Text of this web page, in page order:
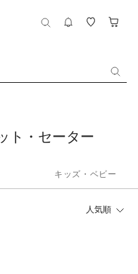
ト・セーター
キッズ・ベビー
人気順